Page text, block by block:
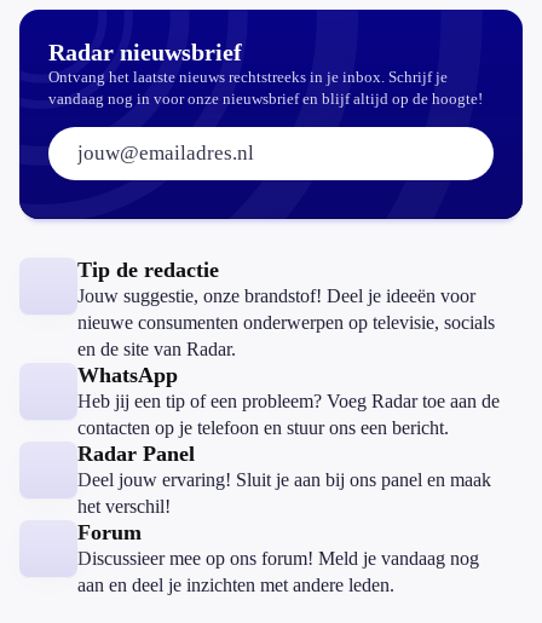
Radar nieuwsbrief
Ontvang het laatste nieuws rechtstreeks in je inbox. Schrijf je
vandaag nog in voor onze nieuwsbrief en blijf altijd op de hoogte!
E-mailadres:
Tip de redactie
Jouw suggestie, onze brandstof! Deel je ideeën voor
nieuwe consumenten onderwerpen op televisie, socials
en de site van Radar.
WhatsApp
Heb jij een tip of een probleem? Voeg Radar toe aan de
contacten op je telefoon en stuur ons een bericht.
Radar Panel
Deel jouw ervaring! Sluit je aan bij ons panel en maak
het verschil!
Forum
Discussieer mee op ons forum! Meld je vandaag nog
aan en deel je inzichten met andere leden.